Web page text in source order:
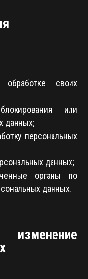
своих
или
данных;
персональных
данных;
органы по
данных.